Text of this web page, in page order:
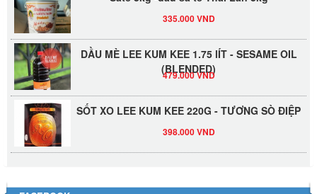
DẦU MÈ LEE KUM KEE 1.75 lÍT - SESAME OIL
(BLENDED)
479.000 VND
SỐT XO LEE KUM KEE 220G - TƯƠNG SÒ ĐIỆP